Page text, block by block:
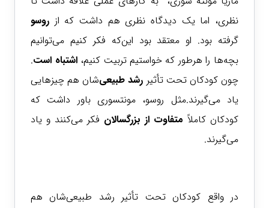
نظری، اما یک دیدگاه نظری هم داشت که از روسو
گرفته بود. او معتقد بود این‌که فکر کنیم می‌توانیم
بچه‌ها را هرطور که خواستیم تربیت کنیم،اشتباه است.
چون کودکان تحت تأثیر رشد طبیعی‌شان هم چیزهایی
یاد می‌گیرند.مثل روسو، مونتسوری باور داشت که
کودکان کاملاً متفاوت از بزرگسالان فکر می‌کنند و یاد
می‌گیرند.
در واقع کودکان تحت تأثیر رشد طبیعی‌شان هم